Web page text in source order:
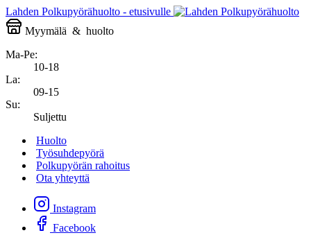
Lahden Polkupyörähuolto - etusivulle
Myymälä & huolto
Ma-Pe:
10-18
La:
09-15
Su:
Suljettu
Huolto
Työsuhdepyörä
Polkupyörän rahoitus
Ota yhteyttä
Instagram
Facebook